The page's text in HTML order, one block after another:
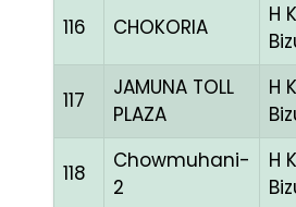
116 CHOKORIA
H K
117
JAMUNA TOLL
PLAZA
H K
118
Chowmuhani-
2
H K